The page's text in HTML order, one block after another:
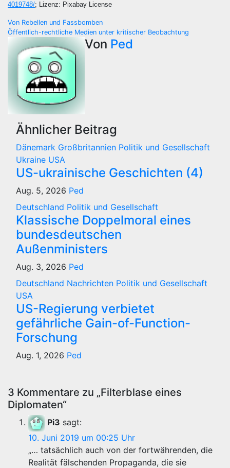
4019748/; Lizenz: Pixabay License
Beitragsnavigation
Von Rebellen und Fassbomben
Öffentlich-rechtliche Medien unter kritischer Beobachtung
Von Ped
Ähnlicher Beitrag
Dänemark Großbritannien Politik und Gesellschaft
Ukraine USA
US-ukrainische Geschichten (4)
Aug. 5, 2026 Ped
Deutschland Politik und Gesellschaft
Klassische Doppelmoral eines
bundesdeutschen
Außenministers
Aug. 3, 2026 Ped
Deutschland Nachrichten Politik und Gesellschaft
USA
US-Regierung verbietet
gefährliche Gain-of-Function-
Forschung
Aug. 1, 2026 Ped
3 Kommentare zu „Filterblase eines
Diplomaten“
Pi3 sagt:
10. Juni 2019 um 00:25 Uhr
„… tatsächlich auch von der fortwährenden, die
Realität fälschenden Propaganda, die sie